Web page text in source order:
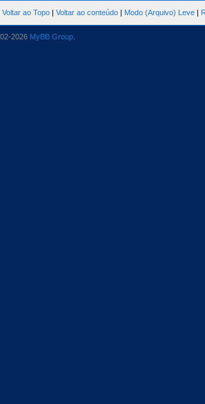
Voltar ao Topo | Voltar ao conteúdo | Modo (Arquivo) Leve |
2026 MyBB Group